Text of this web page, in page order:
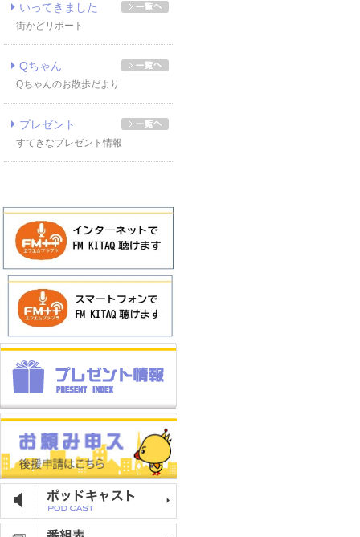
いってきました
街かどリポート
Qちゃん
Qちゃんのお散歩だより
プレゼント
すてきなプレゼント情報